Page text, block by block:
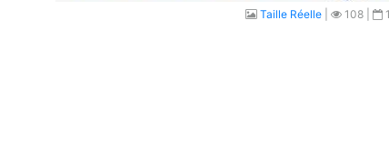
Taille Réelle| 108 |